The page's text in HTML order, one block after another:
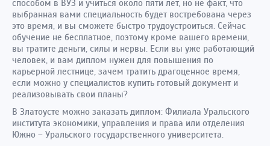
способом в ВУЗ и учиться около пяти лет, но не факт, что
выбранная вами специальность будет востребована через
это время, и вы сможете быстро трудоустроиться. Сейчас
обучение не бесплатное, поэтому кроме вашего времени,
вы тратите деньги, силы и нервы. Если вы уже работающий
человек, и вам диплом нужен для повышения по
карьерной лестнице, зачем тратить драгоценное время,
если можно у специалистов купить готовый документ и
реализовывать свои планы?
В Златоусте можно заказать диплом: Филиала Уральского
института экономики, управления и права или отделения
Южно – Уральского государственного университета.